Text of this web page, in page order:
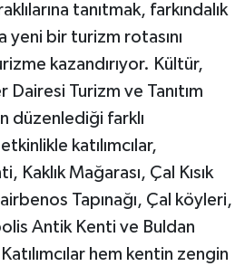
tanıtmak, farkındalık
yeni bir turizm rotasını
kazandırıyor. Kültür,
Dairesi Turizm ve Tanıtım
düzenlediği farklı
katılımcılar,
Kaklık Mağarası, Çal Kısık
Tapınağı, Çal köyleri,
Antik Kenti ve Buldan
hem kentin zengin